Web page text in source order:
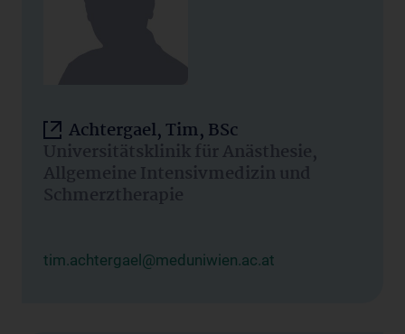
Achtergael, Tim, BSc
Universitätsklinik für Anästhesie,
Allgemeine Intensivmedizin und
Schmerztherapie
tim.achtergael@meduniwien.ac.at